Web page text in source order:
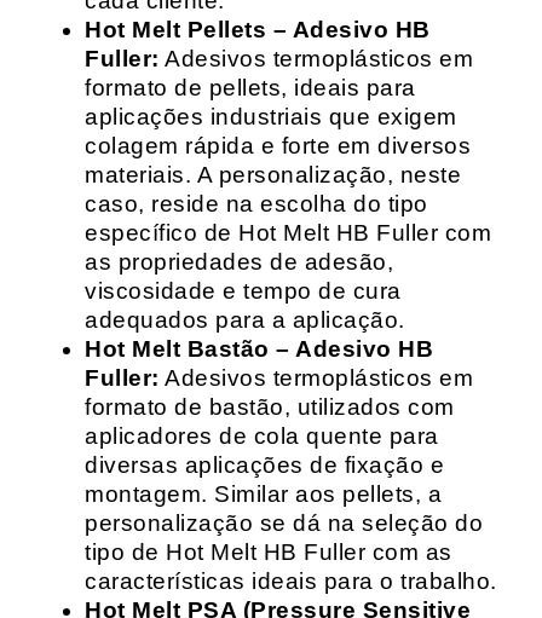
Hot Melt Pellets – Adesivo HB
Fuller: Adesivos termoplásticos em
formato de pellets, ideais para
aplicações industriais que exigem
colagem rápida e forte em diversos
materiais. A personalização, neste
caso, reside na escolha do tipo
específico de Hot Melt HB Fuller com
as propriedades de adesão,
viscosidade e tempo de cura
adequados para a aplicação.
Hot Melt Bastão – Adesivo HB
Fuller: Adesivos termoplásticos em
formato de bastão, utilizados com
aplicadores de cola quente para
diversas aplicações de fixação e
montagem. Similar aos pellets, a
personalização se dá na seleção do
tipo de Hot Melt HB Fuller com as
características ideais para o trabalho.
Hot Melt PSA (Pressure Sensitive